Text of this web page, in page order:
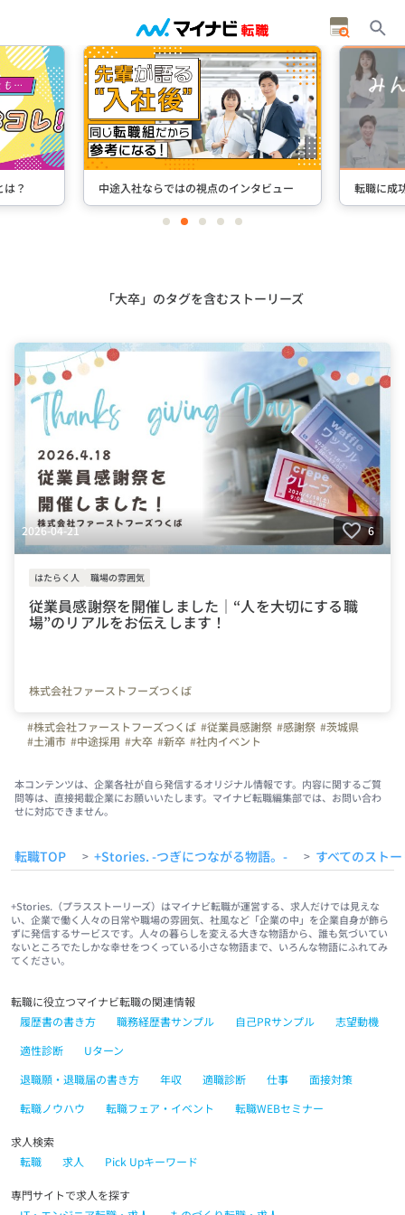
？ 中途入社ならではの視点のインタビュー 転職に成
itemitemitemitemitem
「大卒」のタグを含むストーリーズ
2026-04-21 6
はたらく人 職場の雰囲気
従業員感謝祭を開催しました｜“人を大切にする職
場”のリアルをお伝えします！
株式会社ファーストフーズつくば
#株式会社ファーストフーズつくば #従業員感謝祭 #感謝祭 #茨城県
#土浦市 #中途採用 #大卒 #新卒 #社内イベント
本コンテンツは、企業各社が自ら発信するオリジナル情報です。内容に関するご質
問等は、直接掲載企業にお願いいたします。マイナビ転職編集部では、お問い合わ
せに対応できません。
転職TOP > +Stories. -つぎにつながる物語。- > すべてのスト
+Stories.（プラスストーリーズ）はマイナビ転職が運営する、求人だけでは見えな
い、企業で働く人々の日常や職場の雰囲気、社風など「企業の中」を企業自身が飾ら
ずに発信するサービスです。人々の暮らしを変える大きな物語から、誰も気づいてい
ないところでたしかな幸せをつくっている小さな物語まで、いろんな物語にふれてみ
てください。
転職に役立つマイナビ転職の関連情報
履歴書の書き方
職務経歴書サンプル 自己PRサンプル
志望動機
適性診断
Uターン
退職願・退職届の書き方
年収 適職診断 仕事
面接対策
転職ノウハウ
転職フェア・イベント 転職WEBセミナー
求人検索
転職
求人 Pick Upキーワード
専門サイトで求人を探す